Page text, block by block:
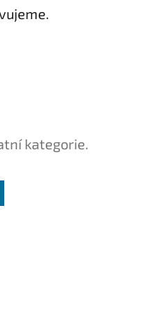
kategorie.